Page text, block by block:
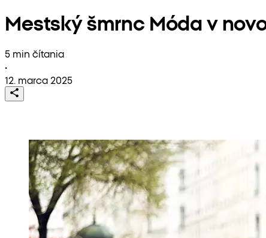
Mestský šmrnc Móda v
5 min čítania
•
12. marca 2025